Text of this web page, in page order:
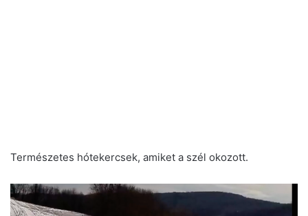
Természetes hótekercsek, amiket a szél okozott.